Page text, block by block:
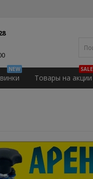
NEW SALE
Товары на акции